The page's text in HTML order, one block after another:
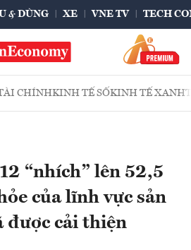
& DÙNG XE VNE TV TECH
CHÍNHKINH TẾ SỐKINH TẾ XANH
“nhích” lên 52,5
của lĩnh vực sản
được cải thiện